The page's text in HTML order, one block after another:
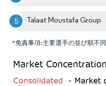
Talaat Moustafa Group
*免責事項:主要選手の並び順不同